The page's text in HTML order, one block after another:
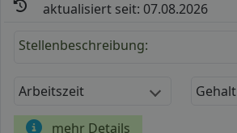
aktualisiert seit: 07.08.2026
Stellenbeschreibung:
Arbeitszeit Gehalt
mehr Details